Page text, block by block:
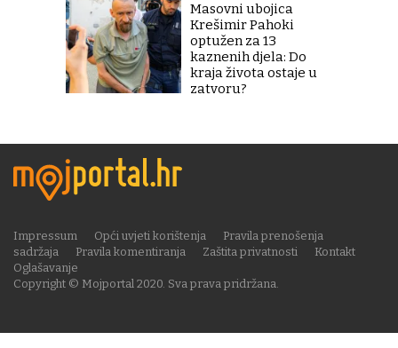
Masovni ubojica
Krešimir Pahoki
optužen za 13
kaznenih djela: Do
kraja života ostaje u
zatvoru?
Copyright © Mojportal 2020. Sva prava pridržana.
Impressum Opći uvjeti korištenja
Pravila prenošenja
sadržaja
Pravila komentiranja Zaštita privatnosti
Kontakt
Oglašavanje